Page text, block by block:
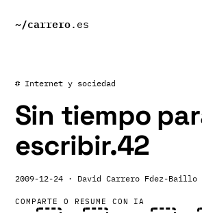
~/carrero.es
# Internet y sociedad
Sin tiempo
escribir.42
2009-12-24 · David Carrero Fdez-Baillo
COMPARTE O RESUME CON IA